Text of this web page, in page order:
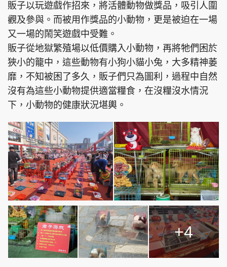
販子以玩遊戲作招來，將活體動物做獎品，吸引人圍
觀及參與。而被用作獎品的小動物，更是被迫在一場
又一場的鬧笑遊戲中受難。
販子從地獄繁殖場以低價購入小動物，再將牠們困於
狹小的籠中，這些動物有小狗小貓小兔，大多精神萎
靡，不知被困了多久，販子們只為圖利，過程中自然
沒有為這些小動物提供適當糧食，在沒糧沒水情況
下，小動物的健康狀況堪輿。
+4